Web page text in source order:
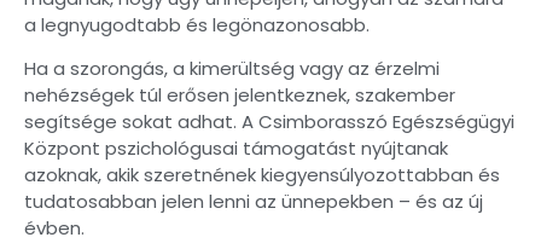
a legnyugodtabb és legönazonosabb.
Ha a szorongás, a kimerültség vagy az érzelmi
nehézségek túl erősen jelentkeznek, szakember
segítsége sokat adhat. A Csimborasszó Egészségügyi
Központ pszichológusai támogatást nyújtanak
azoknak, akik szeretnének kiegyensúlyozottabban és
tudatosabban jelen lenni az ünnepekben – és az új
évben.